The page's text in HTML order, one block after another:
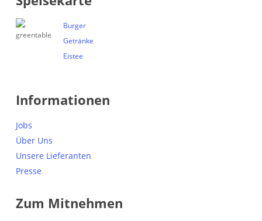
Burger
Getränke
Eistee
Informationen
Jobs
Über Uns
Unsere Lieferanten
Presse
Zum Mitnehmen